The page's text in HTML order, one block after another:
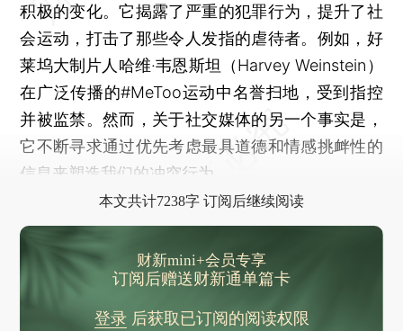
积极的变化。它揭露了严重的犯罪行为，提升了社
会运动，打击了那些令人发指的虐待者。例如，好
莱坞大制片人哈维·韦恩斯坦（Harvey Weinstein）
在广泛传播的#MeToo运动中名誉扫地，受到指控
并被监禁。然而，关于社交媒体的另一个事实是，
它不断寻求通过优先考虑最具道德和情感挑衅性的
信息来塑造我们的冲突行为。
本文共计7238字 订阅后继续阅读
财新mini+会员专享
订阅后赠送财新通单篇卡
登录后获取已订阅的阅读权限